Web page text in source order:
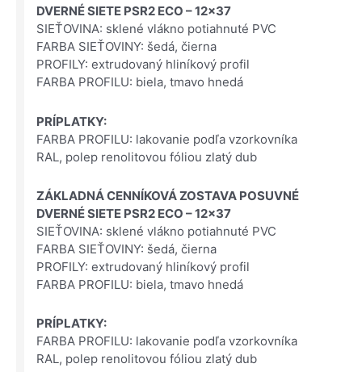
DVERNÉ SIETE PSR2 ECO – 12×37
SIEŤOVINA: sklené vlákno potiahnuté PVC
FARBA SIEŤOVINY: šedá, čierna
PROFILY: extrudovaný hliníkový profil
FARBA PROFILU: biela, tmavo hnedá
PRÍPLATKY:
FARBA PROFILU: lakovanie podľa vzorkovníka
RAL, polep renolitovou fóliou zlatý dub
ZÁKLADNÁ CENNÍKOVÁ ZOSTAVA POSUVNÉ
DVERNÉ SIETE PSR2 ECO – 12×37
SIEŤOVINA: sklené vlákno potiahnuté PVC
FARBA SIEŤOVINY: šedá, čierna
PROFILY: extrudovaný hliníkový profil
FARBA PROFILU: biela, tmavo hnedá
PRÍPLATKY:
FARBA PROFILU: lakovanie podľa vzorkovníka
RAL, polep renolitovou fóliou zlatý dub